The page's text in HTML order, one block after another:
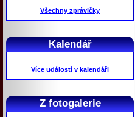
Všechny zprávičky
Kalendář
Více událostí v kalendáři
Z fotogalerie